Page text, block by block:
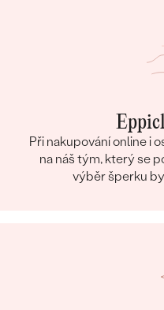
Při nakupování online i
na náš tým, který se
výběr šperku